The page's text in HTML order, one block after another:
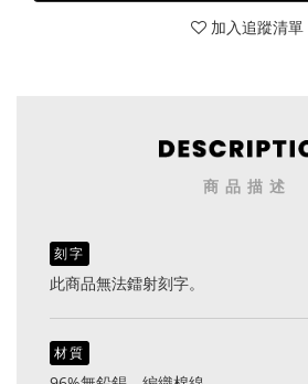
加入追蹤清單
商品描述
刻字
此商品無法鐳射刻字。
材質